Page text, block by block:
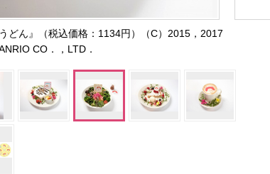
どん』（税込価格：1134円）（C）2015，2017
CO．，LTD．